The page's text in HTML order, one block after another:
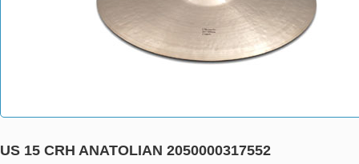
US 15 CRH ANATOLIAN 2050000317552